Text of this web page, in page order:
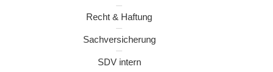
Recht & Haftung
Sachversicherung
SDV intern